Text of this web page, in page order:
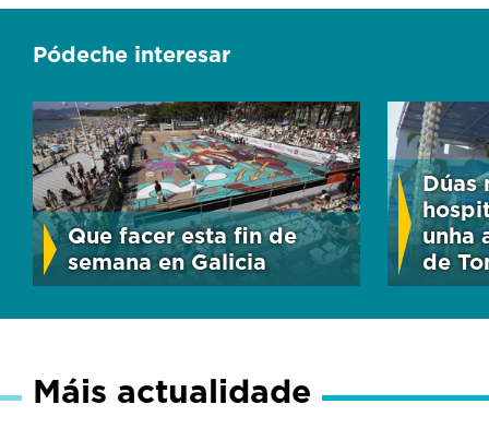
Pódeche interesar
Que facer esta fin de
semana en Galicia
Dúas
unha
de
Máis actualidade